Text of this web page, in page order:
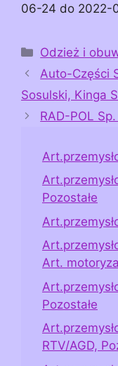
06-24 do 2022-
Kategorie
Odzież i
Auto-Części
Sosulski, Kinga
RAD-POL
Pozostałe
Art.
Pozostałe
RTV/AGD,